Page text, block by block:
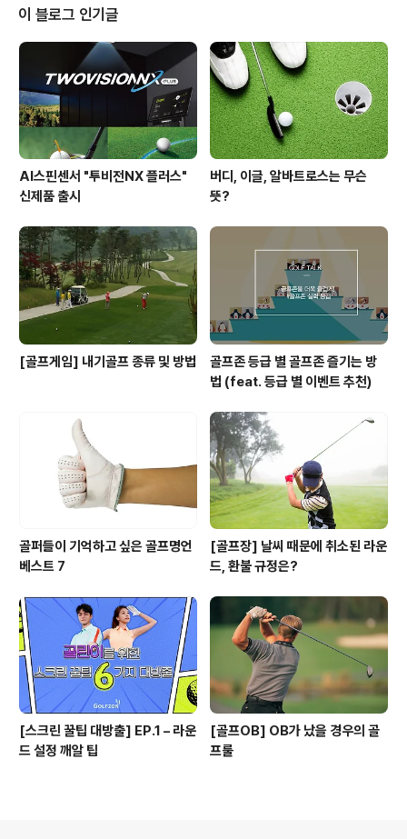
아니랍니다! ^^ 타겟 방향으로 부는 뒷바람의 경우, 잘만 이
용한다면 쉽게 비거리를 늘릴 수 있는 절호의 찬스! 그렇지
만 방법을 몰라 그 기회를 살리지 못하면 내 공은 제자리에
툭 떨어질 수 있다는 사실…. ^^; 오늘은 미스터존과 함께
바람에 따라 달라지는 이상적인 드라이버 스윙 방법에 대
해 알아보도록 할까..
이 블로그 인기글
AI스핀센서 "투비전NX 플러스"
신제품 출시
버디, 이글, 알바트로스는 무슨
뜻?
[골프게임] 내기골프 종류 및 방법
골프존 등급 별 골프존 즐기는 방
법 (feat. 등급 별 이벤트 추천)
골퍼들이 기억하고 싶은 골프명언
베스트 7
[골프장] 날씨 때문에 취소된 라운
드, 환불 규정은?
[스크린 꿀팁 대방출] EP.1 – 라운
드 설정 깨알 팁
[골프OB] OB가 났을 경우의 골
프룰